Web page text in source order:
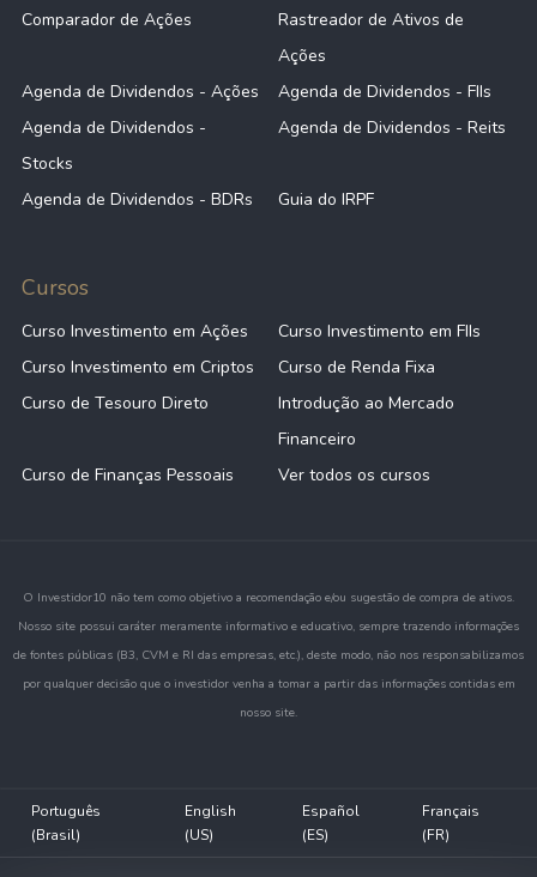
Comparador de Ações
Rastreador de Ativos de
Ações
Agenda de Dividendos - Ações
Agenda de Dividendos - FIIs
Agenda de Dividendos -
Stocks
Agenda de Dividendos - Reits
Agenda de Dividendos - BDRs Guia do IRPF
Cursos
Curso Investimento em Ações
Curso Investimento em FIIs
Curso Investimento em Criptos
Curso de Renda Fixa
Curso de Tesouro Direto
Introdução ao Mercado
Financeiro
Curso de Finanças Pessoais
Ver todos os cursos
O Investidor10 não tem como objetivo a recomendação e/ou sugestão de compra de ativos.
Nosso site possui caráter meramente informativo e educativo, sempre trazendo informações
de fontes públicas (B3, CVM e RI das empresas, etc.), deste modo, não nos responsabilizamos
por qualquer decisão que o investidor venha a tomar a partir das informações contidas em
nosso site.
Português
(Brasil)
English
(US)
Español
(ES)
Français
(FR)